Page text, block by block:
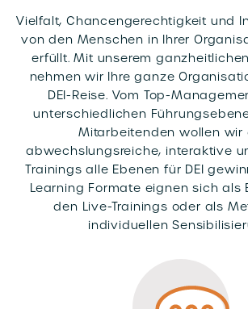
Vielfalt, Chancengerechtigkeit und
von den Menschen in Ihrer
erfüllt. Mit unserem
nehmen wir Ihre ganze
DEI-Reise. Vom Top-
unterschiedlichen
Mitarbeitenden wollen wir
abwechslungsreiche, interaktive
Trainings alle Ebenen für DEI
Learning Formate eignen sich als
den Live-Trainings oder als
individuellen